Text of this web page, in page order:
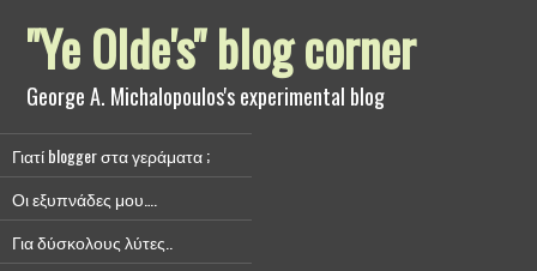
"Ye Olde's" blog corner
George A. Michalopoulos's experimental blog
Γιατί blogger στα γεράματα ;
Οι εξυπνάδες μου….
Για δύσκολους λύτες..